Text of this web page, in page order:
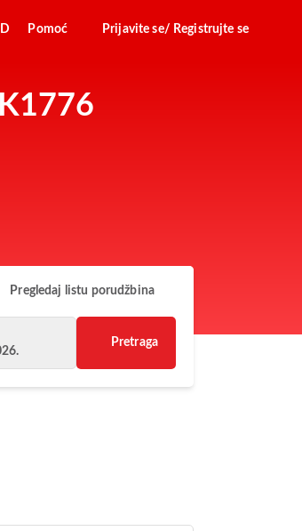
Pomoć Prijavite se/ Registrujte se
Pregledaj listu porudžbina
Pretraga